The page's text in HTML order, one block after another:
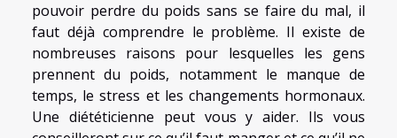
pouvoir perdre du poids sans se faire du mal, il
faut déjà comprendre le problème. Il existe de
nombreuses raisons pour lesquelles les gens
prennent du poids, notamment le manque de
temps, le stress et les changements hormonaux.
Une diététicienne peut vous y aider. Ils vous